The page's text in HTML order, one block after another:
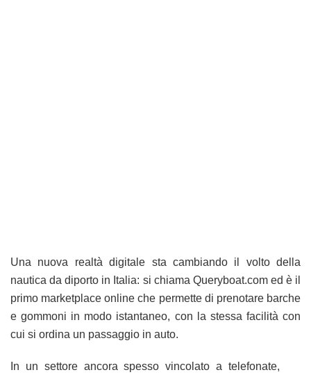
Una nuova realtà digitale sta cambiando il volto della
nautica da diporto in Italia: si chiama Queryboat.com ed è il
primo marketplace online che permette di prenotare barche
e gommoni in modo istantaneo, con la stessa facilità con
cui si ordina un passaggio in auto.
In un settore ancora spesso vincolato a telefonate,